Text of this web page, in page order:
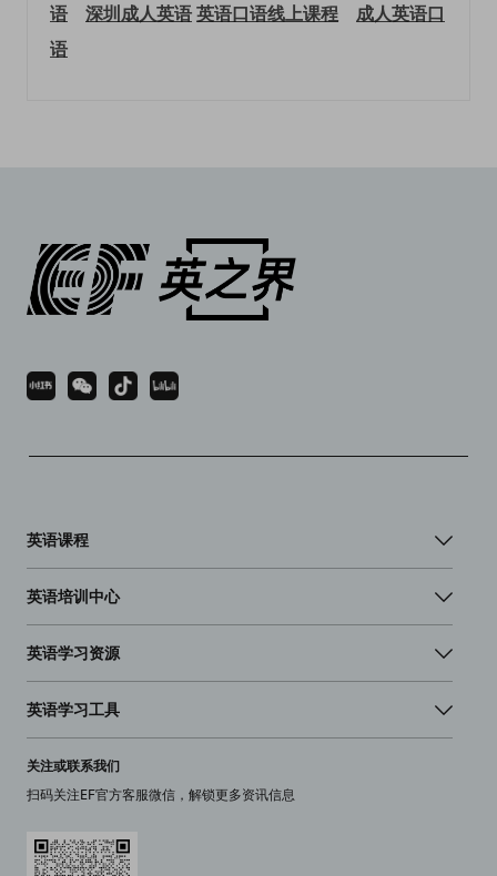
语
深圳成人英语英语口语线上课程
成人英语口
语
英语课程
英语培训中心
英语学习资源
英语学习工具
关注或联系我们
扫码关注EF官方客服微信，解锁更多资讯信息